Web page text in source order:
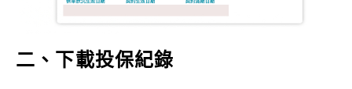
二、下載投保紀錄